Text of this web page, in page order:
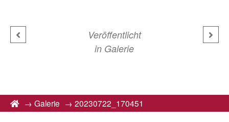
Veröffentlicht
in Galerie
→ Galerie → 20230722_170451